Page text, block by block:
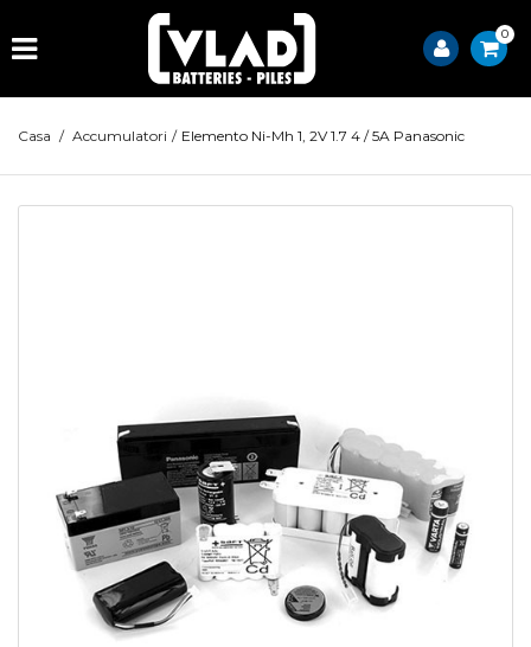
0
Casa / Accumulatori / Elemento Ni-Mh 1, 2V 1.7 4 / 5A Panasonic